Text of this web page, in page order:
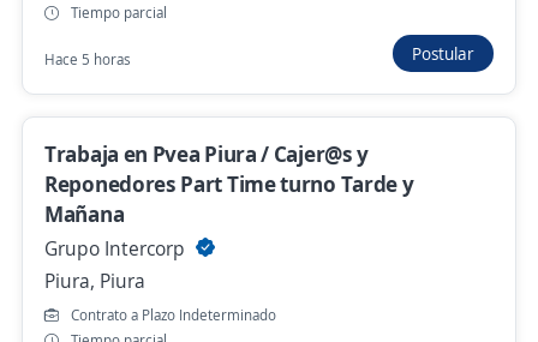
Se precisa Urgente
Trabaja ya! Asesores de Atención al Cliente
en call center / Turno Mañana/ Sueldo fijo +
Abai Business Solutions
Piura, Piura
S/. 1.130,00 (Mensual)
Hace 3 horas
Tiempo parcial
Hace 5 horas Postular
Trabaja en Pvea Piura / Cajer@s y
Reponedores Part Time turno Tarde y
Mañana
Grupo Intercorp
Piura, Piura
Contrato a Plazo Indeterminado